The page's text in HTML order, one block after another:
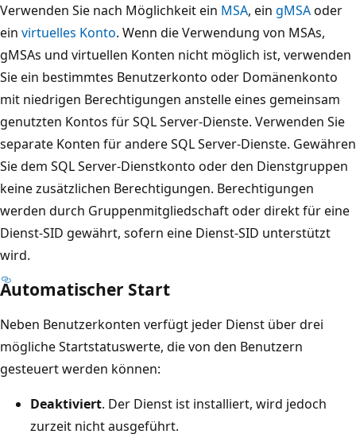
Verwenden Sie nach Möglichkeit ein MSA, ein gMSAoder
ein virtuelles Konto. Wenn die Verwendung von MSAs,
gMSAs und virtuellen Konten nicht möglich ist, verwenden
Sie ein bestimmtes Benutzerkonto oder Domänenkonto
mit niedrigen Berechtigungen anstelle eines gemeinsam
genutzten Kontos für SQL Server-Dienste. Verwenden Sie
separate Konten für andere SQL Server-Dienste. Gewähren
Sie dem SQL Server-Dienstkonto oder den Dienstgruppen
keine zusätzlichen Berechtigungen. Berechtigungen
werden durch Gruppenmitgliedschaft oder direkt für eine
Dienst-SID gewährt, sofern eine Dienst-SID unterstützt
wird.
Automatischer Start
Neben Benutzerkonten verfügt jeder Dienst über drei
mögliche Startstatuswerte, die von den Benutzern
gesteuert werden können:
Deaktiviert. Der Dienst ist installiert, wird jedoch
zurzeit nicht ausgeführt.